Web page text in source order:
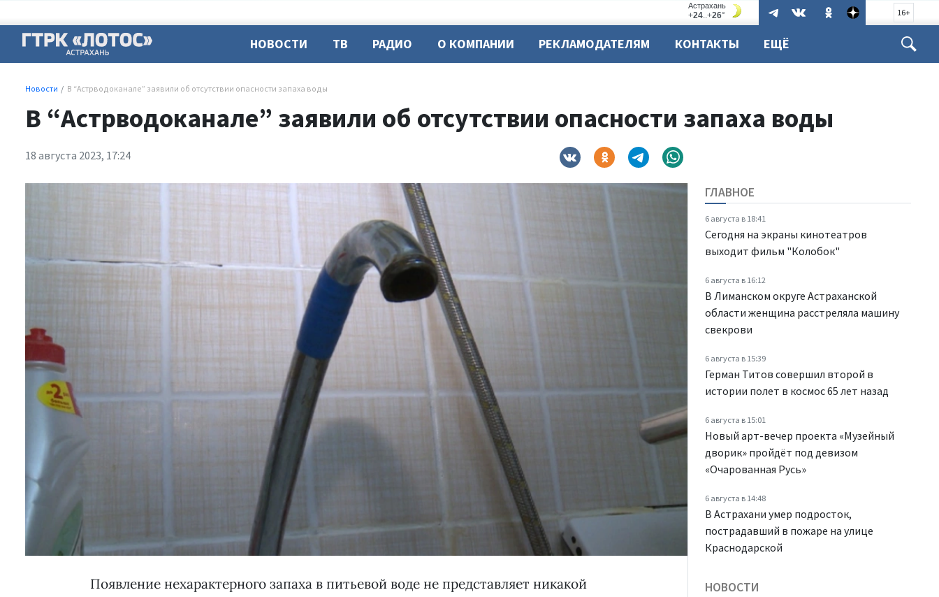
16+
НОВОСТИ ТВ РАДИО О КОМПАНИИ РЕКЛАМОДАТЕЛЯМ КОНТАКТЫ ЕЩЁ
Новости В “Астрводоканале” заявили об отсутствии опасности запаха воды
В “Астрводоканале” заявили об отсутствии опасности запаха воды
18 августа 2023, 17:24
ГЛАВНОЕ
6 августа в 18:41
Сегодня на экраны кинотеатров
выходит фильм "Колобок"
6 августа в 16:12
В Лиманском округе Астраханской
области женщина расстреляла машину
свекрови
6 августа в 15:39
Герман Титов совершил второй в
истории полет в космос 65 лет назад
6 августа в 15:01
Новый арт-вечер проекта «Музейный
дворик» пройдёт под девизом
«Очарованная Русь»
6 августа в 14:48
В Астрахани умер подросток,
пострадавший в пожаре на улице
Краснодарской
Появление нехарактерного запаха в питьевой воде не представляет никакой
НОВОСТИ